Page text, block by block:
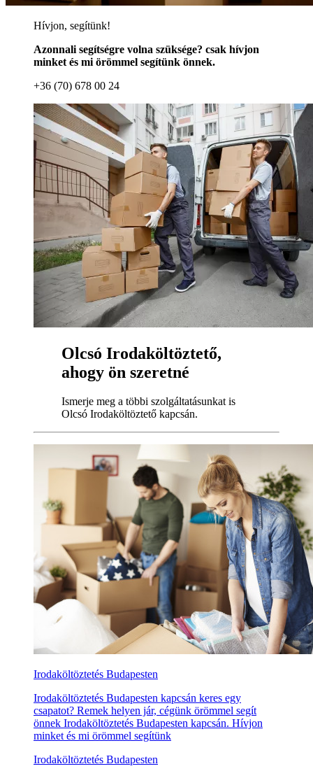
Hívjon, segítünk!
Azonnali segítségre volna szüksége? csak hívjon
minket és mi örömmel segítünk önnek.
+36 (70) 678 00 24
Olcsó Irodaköltöztető,
ahogy ön szeretné
Ismerje meg a többi szolgáltatásunkat is
Olcsó Irodaköltöztető kapcsán.
Irodaköltöztetés Budapesten
Irodaköltöztetés Budapesten kapcsán keres egy
csapatot? Remek helyen jár, cégünk örömmel segít
önnek Irodaköltöztetés Budapesten kapcsán. Hívjon
minket és mi örömmel segítünk
Irodaköltöztetés Budapesten